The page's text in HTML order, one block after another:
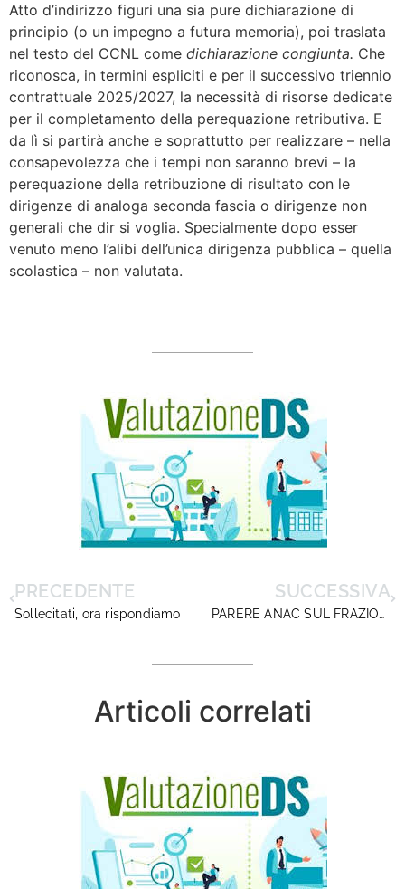
Atto d’indirizzo figuri una sia pure dichiarazione di
principio (o un impegno a futura memoria), poi traslata
nel testo del CCNL come dichiarazione congiunta. Che
riconosca, in termini espliciti e per il successivo triennio
contrattuale 2025/2027, la necessità di risorse dedicate
per il completamento della perequazione retributiva. E
da lì si partirà anche e soprattutto per realizzare – nella
consapevolezza che i tempi non saranno brevi – la
perequazione della retribuzione di risultato con le
dirigenze di analoga seconda fascia o dirigenze non
generali che dir si voglia. Specialmente dopo esser
venuto meno l’alibi dell’unica dirigenza pubblica – quella
scolastica – non valutata.
PRECEDENTE
Sollecitati, ora rispondiamo
SUCCESSIVA
PARERE ANAC SUL FRAZIONAMENTO ARTIFICIOSO DEI PROGETTI /FESR/FSE+/PNRR. LA SITUAZIONE NON VA SOTTOVALUTATA
Articoli correlati